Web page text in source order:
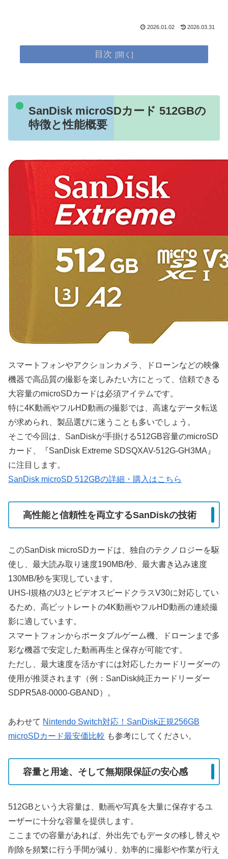
2026.01.02 2026.03.31
目次
SanDisk microSDカード 512GBの
特徴と性能概要
スマートフォンやアクションカメラ、ドローンなどの映像
機器で高品質の撮影を楽しみたい方にとって、信頼できる
大容量のmicroSDカードは必須アイテムです。
特に4K動画やフルHD動画の撮影では、高速なデータ転送
が求められ、製品選びに迷うことも多いでしょう。
そこで今回は、SanDiskが手掛ける512GB容量のmicroSD
カード、『SanDisk Extreme SDSQXAV-512G-GH3MA』
に注目します。
SanDisk microSD 512GBの詳細・購入はこちら
高性能と信頼性を両立するSanDiskの技術
このSanDisk microSDカードは、独自のテクノロジーを駆
使し、最大読み取り速度190MB/秒、最大書き込み速度
130MB/秒を実現しています。
UHS-I規格のU3とビデオスピードクラスV30に対応してい
るため、高ビットレートの4K動画やフルHD動画の連続撮
影に適しています。
スマートフォンからポータブルゲーム機、ドローンまで多
彩な機器で安定した動画再生と保存が可能です。
ただし、最大速度を活かすには対応したカードリーダーの
使用が推奨されます（例：SanDisk純正カードリーダー
SDPR5A8-0000-GBAND）。
あわせて Nintendo Switch対応！SanDisk正規256GB
microSDカード最安価比較 も参考にしてください。
容量と用途、そして無期限保証の安心感
512GBという大容量は、動画や写真を大量に保存するユ
ーザーに十分な容量を提供します。
ここまでの容量があれば、外出先でもデータの移し替えや
削除を頻繁に行う手間が減り、効率的に撮影や作業が行え